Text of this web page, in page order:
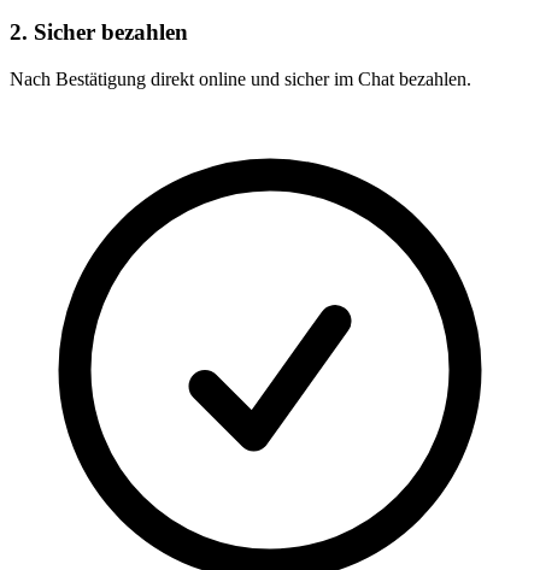
2. Sicher bezahlen
Nach Bestätigung direkt online und sicher im Chat bezahlen.